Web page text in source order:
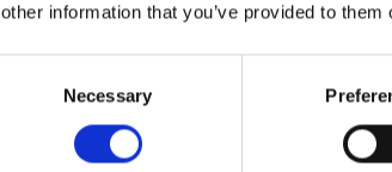
other information that you’ve provided to
Necessary